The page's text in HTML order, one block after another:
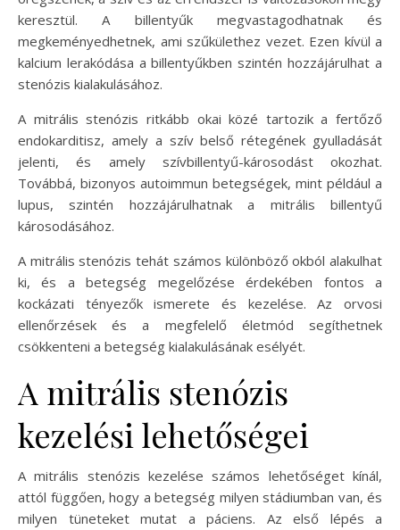
keresztül. A billentyűk megvastagodhatnak és
megkeményedhetnek, ami szűkülethez vezet. Ezen kívül a
kalcium lerakódása a billentyűkben szintén hozzájárulhat a
stenózis kialakulásához.
A mitrális stenózis ritkább okai közé tartozik a fertőző
endokarditisz, amely a szív belső rétegének gyulladását
jelenti, és amely szívbillentyű-károsodást okozhat.
Továbbá, bizonyos autoimmun betegségek, mint például a
lupus, szintén hozzájárulhatnak a mitrális billentyű
károsodásához.
A mitrális stenózis tehát számos különböző okból alakulhat
ki, és a betegség megelőzése érdekében fontos a
kockázati tényezők ismerete és kezelése. Az orvosi
ellenőrzések és a megfelelő életmód segíthetnek
csökkenteni a betegség kialakulásának esélyét.
A mitrális stenózis
kezelési lehetőségei
A mitrális stenózis kezelése számos lehetőséget kínál,
attól függően, hogy a betegség milyen stádiumban van, és
milyen tüneteket mutat a páciens. Az első lépés a